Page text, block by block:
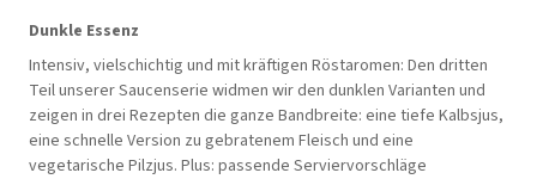
Dunkle Essenz
Intensiv, vielschichtig und mit kräftigen Röstaromen: Den dritten
Teil unserer Saucenserie widmen wir den dunklen Varianten und
zeigen in drei Rezepten die ganze Bandbreite: eine tiefe Kalbsjus,
eine schnelle Version zu gebratenem Fleisch und eine
vegetarische Pilzjus. Plus: passende Serviervorschläge